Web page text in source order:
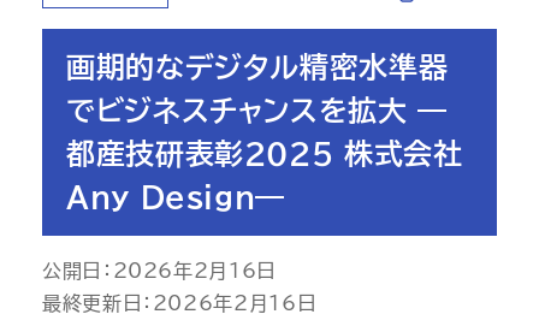
画期的なデジタル精密水準器
でビジネスチャンスを拡大 ―
都産技研表彰2025 株式会社
Any Design―
公開日：2026年2月16日
最終更新日：2026年2月16日